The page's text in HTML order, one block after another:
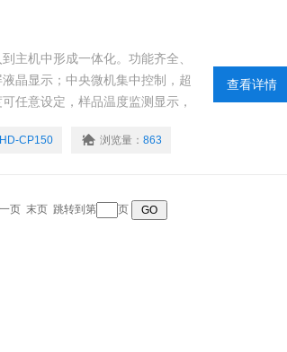
主机中形成一体化。功能齐全、
晶显示；中央微机集中控制，超
任意设定，样品温度监测显示，
HD-CP150 浏览量： 863
查看详情
页 末页 跳转到第 页